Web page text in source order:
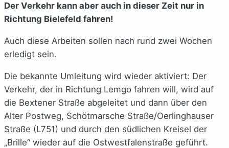
Der Verkehr kann aber auch in dieser Zeit nur in
Richtung Bielefeld fahren!
Auch diese Arbeiten sollen nach rund zwei Wochen
erledigt sein.
Die bekannte Umleitung wird wieder aktiviert: Der
Verkehr, der in Richtung Lemgo fahren will, wird auf
die Bextener Straße abgeleitet und dann über den
Alter Postweg, Schötmarsche Straße/Oerlinghauser
Straße (L751) und durch den südlichen Kreisel der
„Brille“ wieder auf die Ostwestfalenstraße geführt.